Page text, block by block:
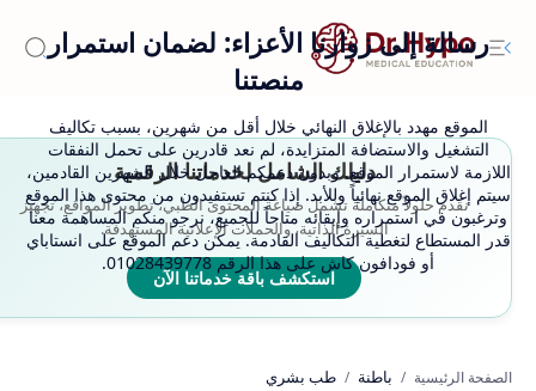
رسالة إلى زوارنا الأعزاء: لضمان استمرار
منصتنا
الموقع مهدد بالإغلاق النهائي خلال أقل من شهرين، بسبب تكاليف
التشغيل والاستضافة المتزايدة، لم نعد قادرين على تحمل النفقات
اللازمة لاستمرار الموقع. وبدون دعمكم العاجل خلال الشهرين القادمين،
سيتم إغلاق الموقع نهائياً وللأبد. إذا كنتم تستفيدون من محتوى هذا الموقع
وترغبون في استمراره وإبقائه متاحاً للجميع، نرجو منكم المساهمة معنا
قدر المستطاع لتغطية التكاليف القادمة. يمكن دعم الموقع على انستاباي
أو فودافون كاش على هذا الرقم 01028439778.
دليلك الشامل لخدماتنا الرقمية
نقدم حلولاً متكاملة تشمل صياغة المحتوى الطبي، تطوير المواقع، تجهيز
السيرة الذاتية، والحملات الإعلانية المستهدفة.
استكشف باقة خدماتنا الآن
الصفحة الرئيسية باطنة طب بشري